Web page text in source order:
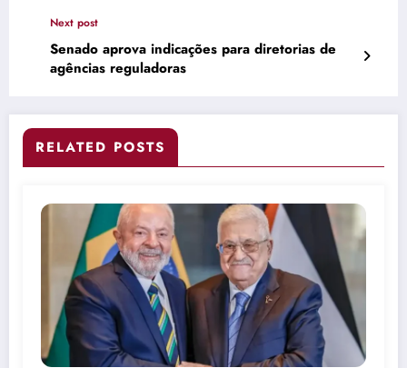
Next post
Senado aprova indicações para diretorias de
agências reguladoras
RELATED POSTS